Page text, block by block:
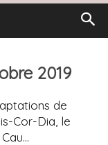
2019
de
Cor-Dia, le